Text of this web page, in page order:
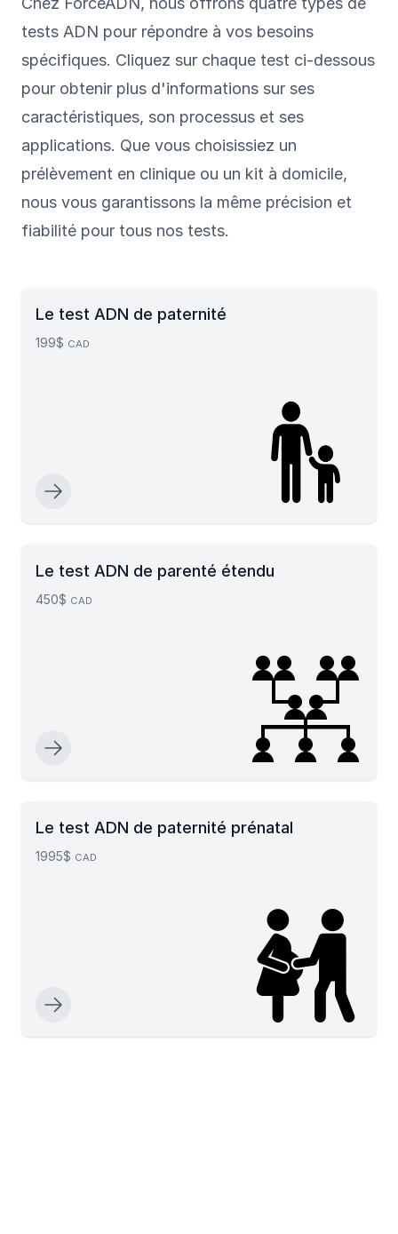
tests ADN pour répondre à vos besoins
spécifiques. Cliquez sur chaque test ci-dessous
pour obtenir plus d'informations sur ses
caractéristiques, son processus et ses
applications. Que vous choisissiez un
prélèvement en clinique ou un kit à domicile,
nous vous garantissons la même précision et
fiabilité pour tous nos tests.
Le test ADN de paternité
199$ CAD
Le test ADN de parenté étendu
450$ CAD
Le test ADN de paternité prénatal
1995$ CAD